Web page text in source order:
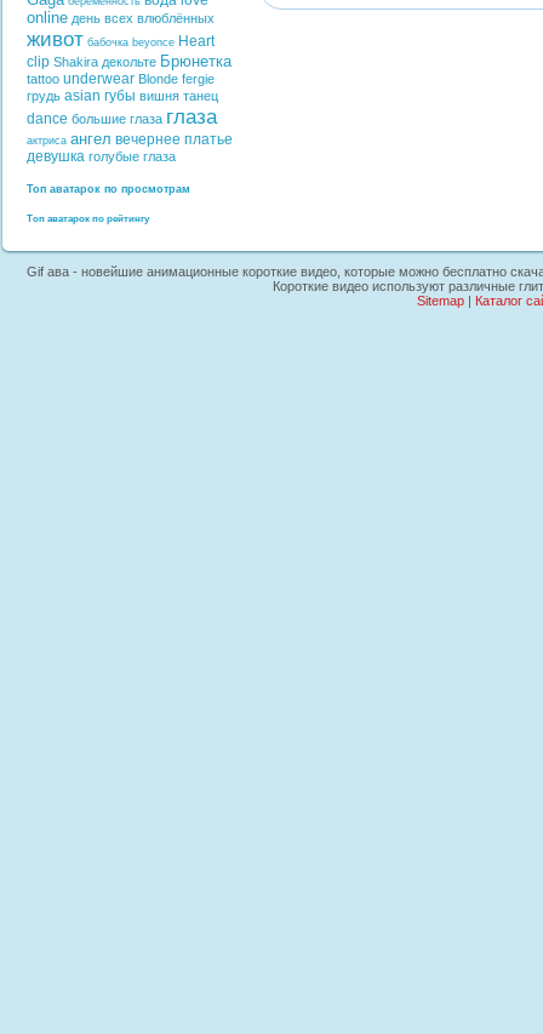
online день всех влюблённых
живот бабочка beyonce Heart
clip Shakira декольте Брюнетка
tattoo underwear Blonde fergie
грудь asian губы вишня танец
dance большие глаза глаза
актриса ангел вечернее платье
девушка голубые глаза
Топ аватарок по просмотрам
Топ аватарок по рейтингу
Gif ава - новейшие анимационные короткие видео, которые можно бесплатно
Короткие видео используют различные
Sitemap| Каталог